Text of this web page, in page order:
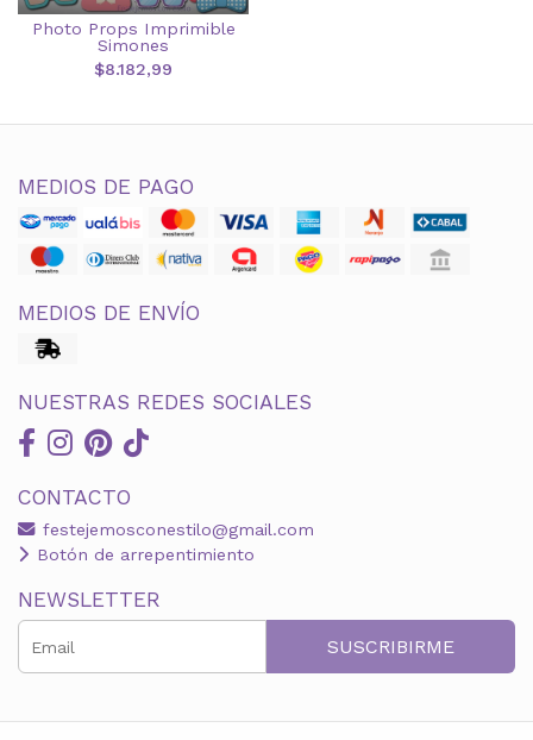
Photo Props Imprimible
Simones
$8.182,99
MEDIOS DE PAGO
MEDIOS DE ENVÍO
NUESTRAS REDES SOCIALES
CONTACTO
festejemosconestilo@gmail.com
Botón de arrepentimiento
NEWSLETTER
SUSCRIBIRME